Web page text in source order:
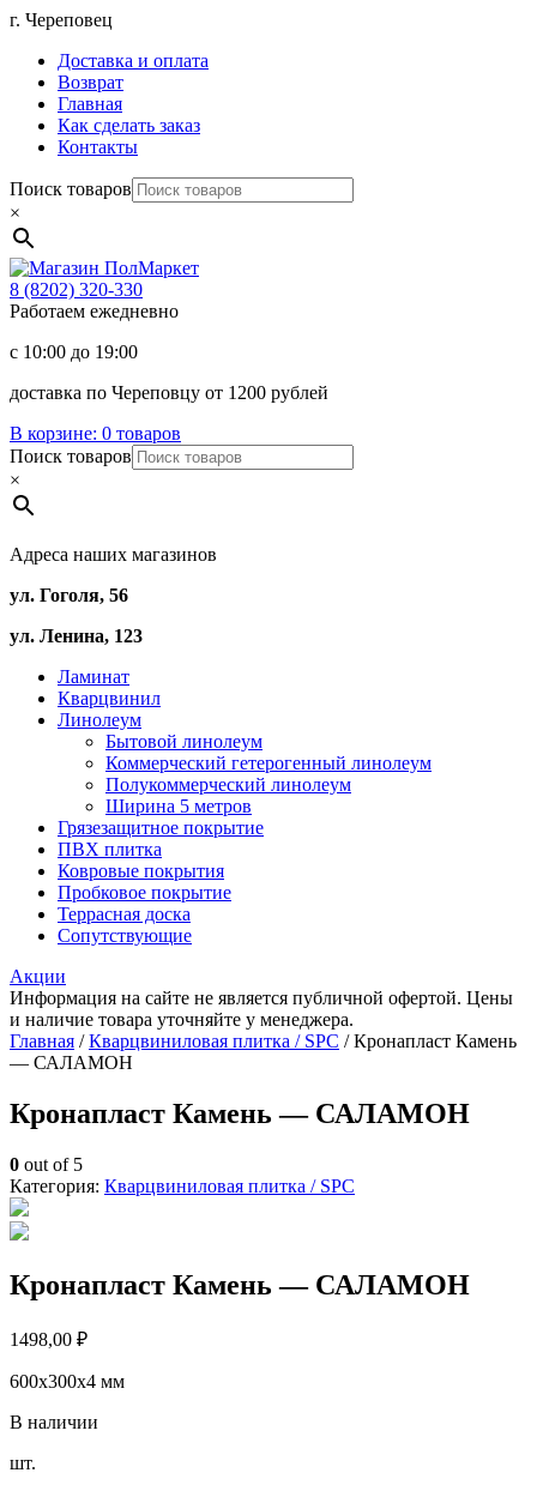
Перейти
содержимому
г. Череповец
Доставка и оплата
Возврат
Главная
Как сделать заказ
Контакты
Поиск товаров
×
Магазин
8 (8202) 320-330
Работаем ежедневно
с 10:00 до 19:00
доставка по Череповцу от 1200 рублей
В корзине: 0 товаров
Поиск товаров
×
Адреса наших магазинов
ул. Гоголя, 56
ул. Ленина, 123
Ламинат
Кварцвинил
Линолеум
Бытовой линолеум
Коммерческий гетерогенный линолеум
Полукоммерческий линолеум
Ширина 5 метров
Грязезащитное покрытие
ПВХ плитка
Ковровые покрытия
Пробковое покрытие
Террасная доска
Сопутствующие
Акции
Информация на сайте не является публичной офертой. Цены
и наличие товара уточняйте у менеджера.
Главная /Кварцвиниловая плитка / SPС / Кронапласт Камень
— САЛАМОН
Кронапласт Камень — САЛАМОН
0 out of 5
Категория: Кварцвиниловая плитка / SPС
Кронапласт Камень — САЛАМОН
1498,00 ₽
600x300x4 мм
В наличии
Количество
шт.